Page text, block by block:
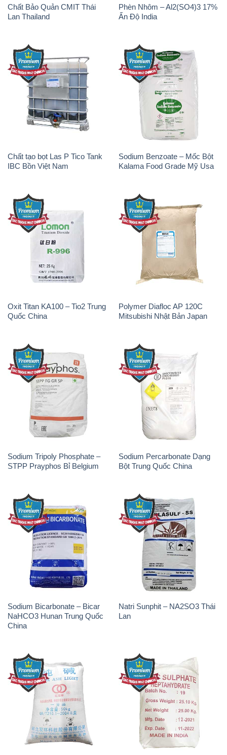
Chất Bảo Quản CMIT Thái
Lan Thailand
Phèn Nhôm – Al2(SO4)3 17%
Ấn Độ India
Chất tạo bọt Las P Tico Tank
IBC Bồn Việt Nam
Sodium Benzoate – Mốc Bột
Kalama Food Grade Mỹ Usa
Oxit Titan KA100 – Tio2 Trung
Quốc China
Polymer Diafloc AP 120C
Mitsubishi Nhật Bản Japan
Sodium Tripoly Phosphate –
STPP Prayphos Bỉ Belgium
Sodium Percarbonate Dạng
Bột Trung Quốc China
Sodium Bicarbonate – Bicar
NaHCO3 Hunan Trung Quốc
China
Natri Sunphit – NA2SO3 Thái
Lan